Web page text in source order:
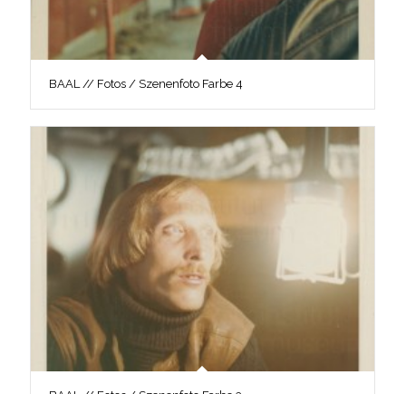
BAAL // Fotos / Szenenfoto Farbe 4